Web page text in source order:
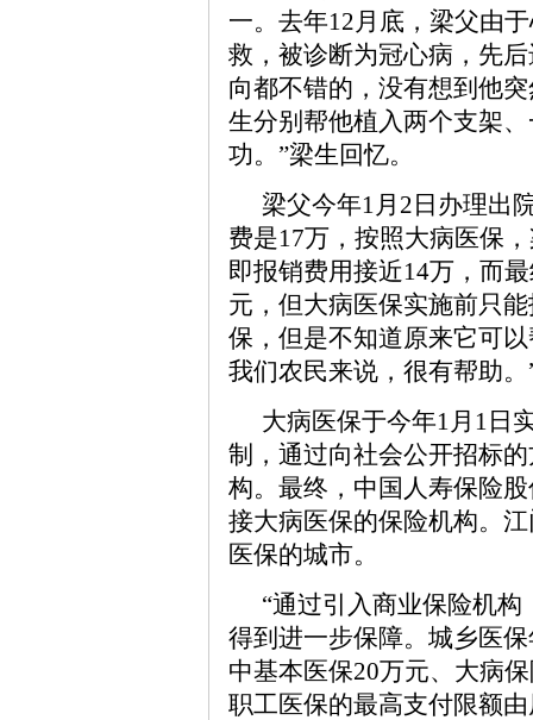
一。去年12月底，梁父由
救，被诊断为冠心病，先
向都不错的，没有想到他
生分别帮他植入两个支架
功。”梁生回忆。
梁父今年1月2日办理出
费是17万，按照大病医保
即报销费用接近14万，而
元，但大病医保实施前只
保，但是不知道原来它可
我们农民来说，很有帮助
大病医保于今年1月1日
制，通过向社会公开招标
构。最终，中国人寿保险
接大病医保的保险机构。
医保的城市。
“通过引入商业保险机
得到进一步保障。城乡医
中基本医保20万元、大病
职工医保的最高支付限额